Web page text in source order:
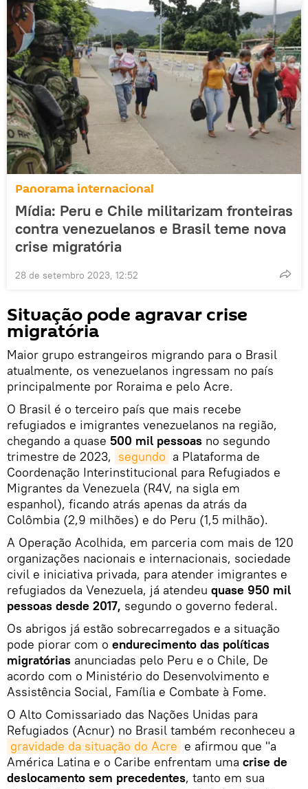
Panorama internacional
Mídia: Peru e Chile militarizam fronteiras
contra venezuelanos e Brasil teme nova
crise migratória
28 de setembro 2023, 12:52
Situação pode agravar crise
migratória
Maior grupo estrangeiros migrando para o Brasil
atualmente, os venezuelanos ingressam no país
principalmente por Roraima e pelo Acre.
O Brasil é o terceiro país que mais recebe
refugiados e imigrantes venezuelanos na região,
chegando a quase 500 mil pessoas no segundo
trimestre de 2023, segundo a Plataforma de
Coordenação Interinstitucional para Refugiados e
Migrantes da Venezuela (R4V, na sigla em
espanhol), ficando atrás apenas da atrás da
Colômbia (2,9 milhões) e do Peru (1,5 milhão).
A Operação Acolhida, em parceria com mais de 120
organizações nacionais e internacionais, sociedade
civil e iniciativa privada, para atender imigrantes e
refugiados da Venezuela, já atendeu quase 950 mil
pessoas desde 2017, segundo o governo federal.
Os abrigos já estão sobrecarregados e a situação
pode piorar com o endurecimento das políticas
migratórias anunciadas pelo Peru e o Chile, De
acordo com o Ministério do Desenvolvimento e
Assistência Social, Família e Combate à Fome.
O Alto Comissariado das Nações Unidas para
Refugiados (Acnur) no Brasil também reconheceu a
gravidade da situação do Acre e afirmou que "a
América Latina e o Caribe enfrentam uma crise de
deslocamento sem precedentes, tanto em sua